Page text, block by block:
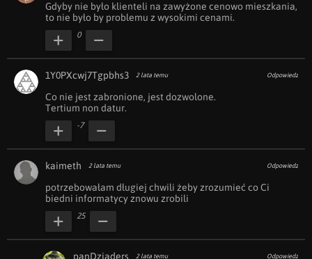
Gdyby nie było klienteli na zawyżone cenowo mieszkania,
to nie było by problemu z wysokimi cenami.
0
1Y0PXcwj7Tgpbhs3 2 lata temu Odpowiedz
Co nie jest zabronione, jest dozwolone.
Tertium non datur.
-7
kaimeth 2 lata temu Odpowiedz
potrzebowałam długiej chwili żeby zrozumieć co Ci
biedni informatycy znowu zrobili
25
panDziaders 2 lata temu Odpowiedz